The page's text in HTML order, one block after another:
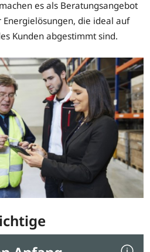
es als Beratungsangebot
Energielösungen, die ideal auf
Kunden abgestimmt sind.